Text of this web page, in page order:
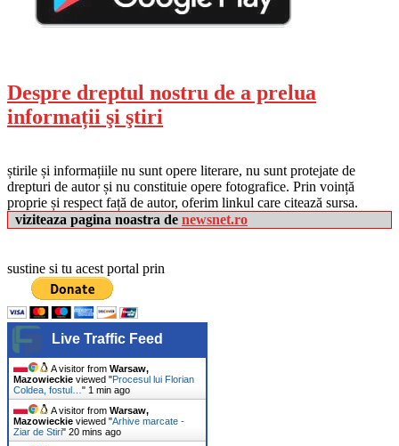
Despre dreptul nostru de a prelua
informații şi ştiri
știrile și informațiile nu sunt opere literare, nu sunt protejate de
drepturi de autor și nu constituie opere fotografice. Prin voință
proprie și respect față de autor, oferim linkul care citează sursa.
viziteaza pagina noastra de newsnet.ro
sustine si tu acest portal prin
Live Traffic Feed
A visitor from Warsaw,
Mazowieckie viewed "Procesul lui Florian
Coldea, fostul… " 1 min ago
A visitor from Warsaw,
Mazowieckie viewed "Arhive marcate -
Ziar de Stiri" 20 mins ago